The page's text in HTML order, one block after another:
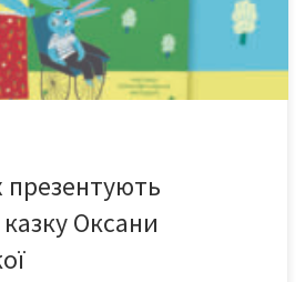
життя, – говорить Оксана
презентують
Оксани